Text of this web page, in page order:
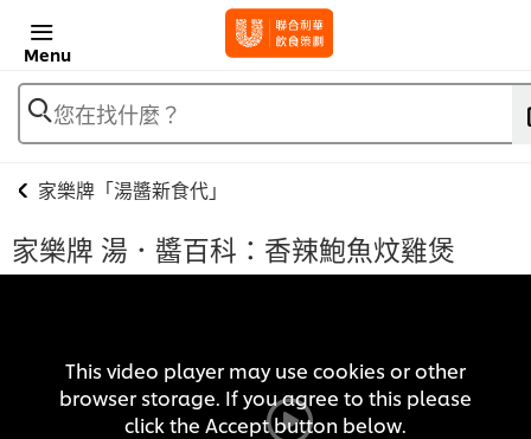
Menu
您在找什麼？
家樂牌「湯醬新食代」
家樂牌 湯．醬百科：香辣鮑魚炆雞煲
This video player may use cookies or other
browser storage. If you agree to this please
click the Accept button below.